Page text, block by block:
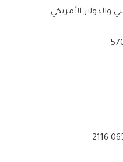
والدولار الأمريكي